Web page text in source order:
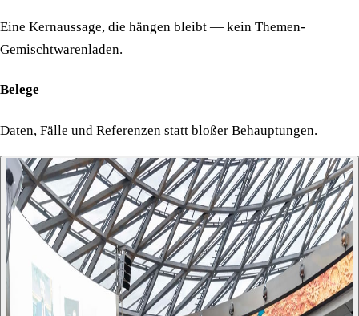
Eine Kernaussage, die hängen bleibt — kein Themen-
Gemischtwarenladen.
Belege
Daten, Fälle und Referenzen statt bloßer Behauptungen.